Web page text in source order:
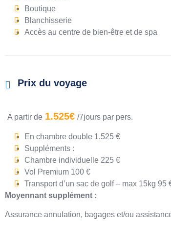
Boutique
Blanchisserie
Accès au centre de bien-être et de spa
Prix du voyage
A partir de 1.525€ /7jours par pers.
En chambre double 1.525 €
Suppléments :
Chambre individuelle 225 €
Vol Premium 100 €
Transport d’un sac de golf – max 15kg 95
Moyennant supplément :
Assurance annulation, bagages et/ou